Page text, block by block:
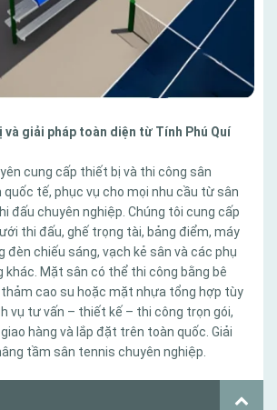
và giải pháp toàn diện từ Tính Phú Quí
cung cấp thiết bị và thi công sân
tế, phục vụ cho mọi nhu cầu từ sân
đấu chuyên nghiệp. Chúng tôi cung cấp
thi đấu, ghế trọng tài, bảng điểm, máy
đèn chiếu sáng, vạch kẻ sân và các phụ
khác. Mặt sân có thể thi công bằng bê
cao su hoặc mặt nhựa tổng hợp tùy
vụ tư vấn – thiết kế – thi công trọn gói,
hàng và lắp đặt trên toàn quốc. Giải
tầm sân tennis chuyên nghiệp.